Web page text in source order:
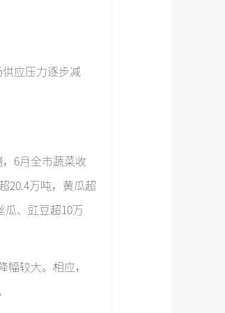
应压力逐步减
6月全市蔬菜收
20.4万吨，黄瓜超
瓜、豇豆超10万
幅较大。相应，